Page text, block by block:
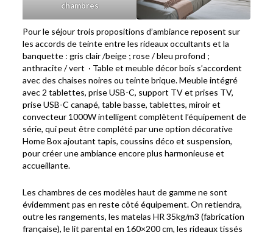
chambres
Pour le séjour trois propositions d’ambiance reposent sur
les accords de teinte entre les rideaux occultants et la
banquette : gris clair /beige ; rose / bleu profond ;
anthracite / vert · Table et meuble décor bois s’accordent
avec des chaises noires ou teinte brique. Meuble intégré
avec 2 tablettes, prise USB-C, support TV et prises TV,
prise USB-C canapé, table basse, tablettes, miroir et
convecteur 1000W intelligent complètent l’équipement de
série, qui peut être complété par une option décorative
Home Box ajoutant tapis, coussins déco et suspension,
pour créer une ambiance encore plus harmonieuse et
accueillante.
Les chambres de ces modèles haut de gamme ne sont
évidemment pas en reste côté équipement. On retiendra,
outre les rangements, les matelas HR 35kg/m3 (fabrication
française), le lit parental en 160×200 cm, les rideaux tissés